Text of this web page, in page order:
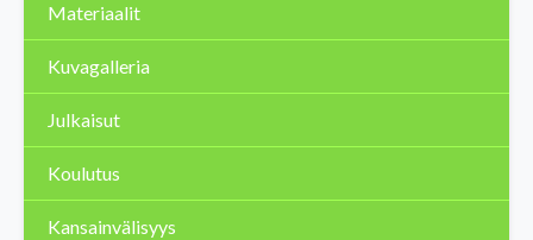
Materiaalit
Kuvagalleria
Julkaisut
Koulutus
Kansainvälisyys